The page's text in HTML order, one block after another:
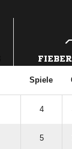
Spiele
4
5